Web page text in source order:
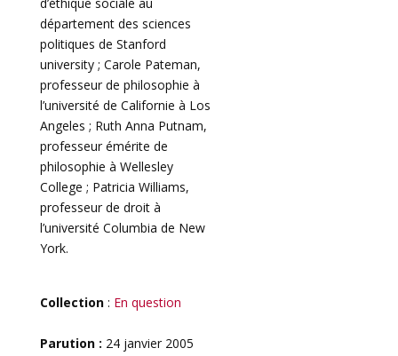
département des sciences
politiques de Stanford
university ; Carole Pateman,
professeur de philosophie à
l’université de Californie à Los
Angeles ; Ruth Anna Putnam,
professeur émérite de
philosophie à Wellesley
College ; Patricia Williams,
professeur de droit à
l’université Columbia de New
York.
Collection: En question
Parution : 24 janvier 2005